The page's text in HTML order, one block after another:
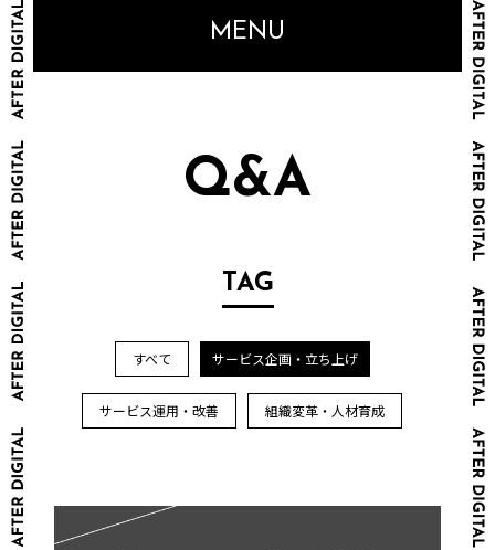
MENU
Q&A
TAG
すべて サービス企画・立ち上げ
サービス運用・改善 組織変革・人材育成